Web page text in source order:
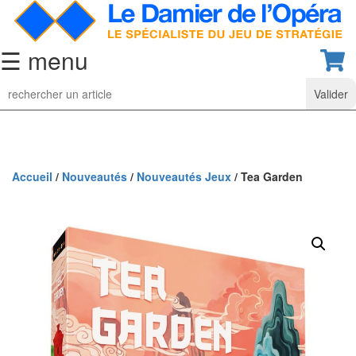
☰ menu
Jeu
d’Echecs
collection
classiques
Pièces
d’échecs
classiques
Coffrets
Accueil / Nouveautés / Nouveautés Jeux / Tea Garden